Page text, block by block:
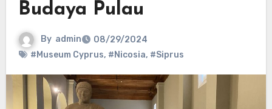
Budaya Pulau
By admin
08/29/2024
#Museum Cyprus, #Nicosia, #Siprus